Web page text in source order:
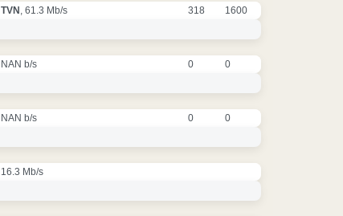
TVN , 61.3 Mb/s 318 1600
NAN b/s 0 0
NAN b/s 0 0
16.3 Mb/s